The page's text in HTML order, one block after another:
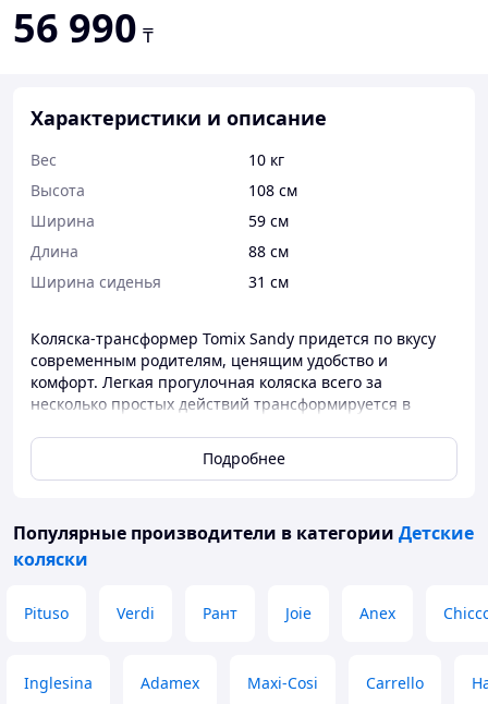
56 990 ₸
Характеристики и описание
Вес
10 кг
Высота
108 см
Ширина
59 см
Длина
88 см
Ширина сиденья
31 см
Коляска-трансформер Tomix Sandy придется по вкусу
современным родителям, ценящим удобство и
комфорт. Легкая прогулочная коляска всего за
несколько простых действий трансформируется в
Благодаря наличию жесткого основания, сидение легко
этом сон младенца.
Люльку-прогулочный блок можно устанавливать как
регулировать микроклимат в люльке и наблюдать за
Подробнее
Популярные производители в категории Детские
коляски
Pituso Verdi Рант Joie Anex
Inglesina Adamex Maxi-Cosi Carrello